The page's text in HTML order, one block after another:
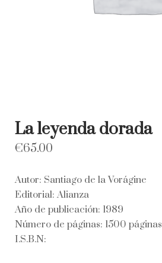
La leyenda dorada
€65.00
Autor: Santiago de la Vorágine
Editorial: Alianza
Año de publicación: 1989
Número de páginas: 1500 páginas
I.S.B.N: